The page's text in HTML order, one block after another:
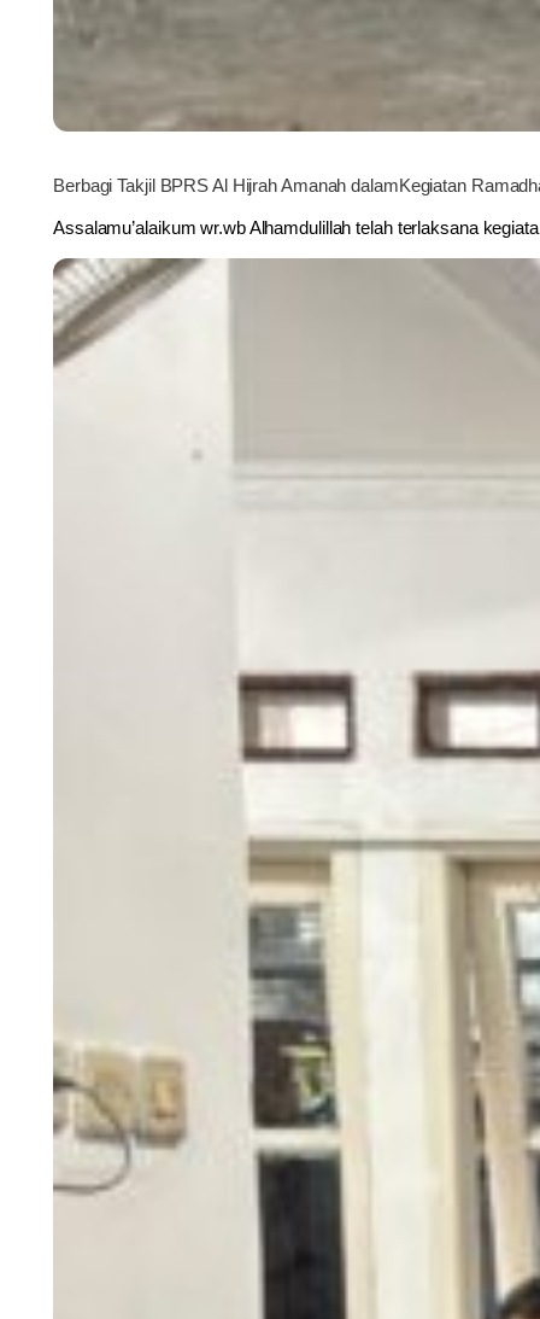
Berbagi Takjil BPRS Al Hijrah Amanah dalamKegiatan
Assalamu’alaikum wr.wb Alhamdulillah telah terlaksana